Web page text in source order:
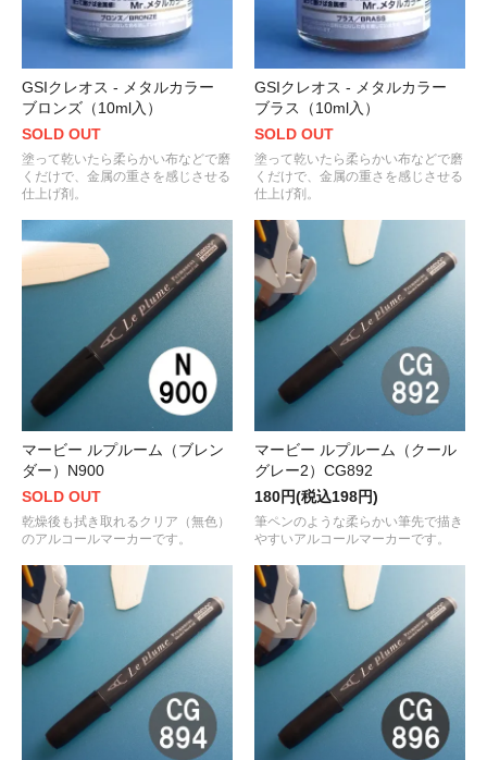
GSIクレオス - メタルカラー
ブロンズ（10ml入）
SOLD OUT
塗って乾いたら柔らかい布などで磨
くだけで、金属の重さを感じさせる
仕上げ剤。
GSIクレオス - メタルカラー
ブラス（10ml入）
SOLD OUT
塗って乾いたら柔らかい布などで磨
くだけで、金属の重さを感じさせる
仕上げ剤。
マービー ルプルーム（ブレン
ダー）N900
SOLD OUT
乾燥後も拭き取れるクリア（無色）
のアルコールマーカーです。
マービー ルプルーム（クール
グレー2）CG892
180円(税込198円)
筆ペンのような柔らかい筆先で描き
やすいアルコールマーカーです。